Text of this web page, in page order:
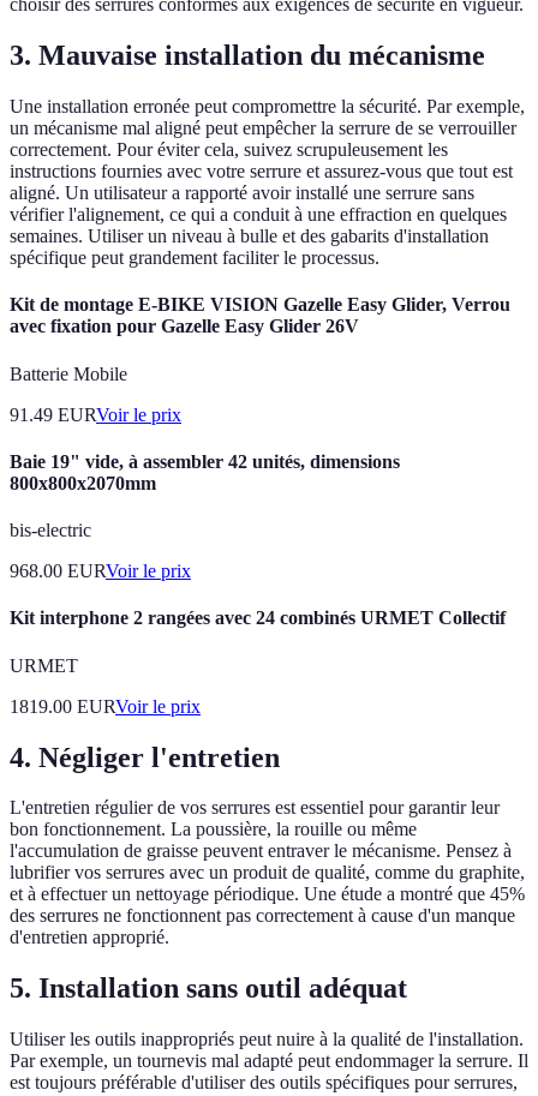
choisir des serrures conformes aux exigences de sécurité en vigueur.
3. Mauvaise installation du mécanisme
Une installation erronée peut compromettre la sécurité. Par exemple,
un mécanisme mal aligné peut empêcher la serrure de se verrouiller
correctement. Pour éviter cela, suivez scrupuleusement les
instructions fournies avec votre serrure et assurez-vous que tout est
aligné. Un utilisateur a rapporté avoir installé une serrure sans
vérifier l'alignement, ce qui a conduit à une effraction en quelques
semaines. Utiliser un niveau à bulle et des gabarits d'installation
spécifique peut grandement faciliter le processus.
Kit de montage E-BIKE VISION Gazelle Easy Glider, Verrou
avec fixation pour Gazelle Easy Glider 26V
Batterie Mobile
91.49 EURVoir le prix
Baie 19" vide, à assembler 42 unités, dimensions
800x800x2070mm
bis-electric
968.00 EURVoir le prix
Kit interphone 2 rangées avec 24 combinés URMET Collectif
URMET
1819.00 EURVoir le prix
4. Négliger l'entretien
L'entretien régulier de vos serrures est essentiel pour garantir leur
bon fonctionnement. La poussière, la rouille ou même
l'accumulation de graisse peuvent entraver le mécanisme. Pensez à
lubrifier vos serrures avec un produit de qualité, comme du graphite,
et à effectuer un nettoyage périodique. Une étude a montré que 45%
des serrures ne fonctionnent pas correctement à cause d'un manque
d'entretien approprié.
5. Installation sans outil adéquat
Utiliser les outils inappropriés peut nuire à la qualité de l'installation.
Par exemple, un tournevis mal adapté peut endommager la serrure. Il
est toujours préférable d'utiliser des outils spécifiques pour serrures,